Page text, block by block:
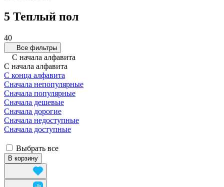
5 Теплый пол
40
Все фильтры
С начала алфавита
С начала алфавита
С конца алфавита
Сначала непопулярные
Сначала популярные
Сначала дешевые
Сначала дорогие
Сначала недоступные
Сначала доступные
Выбрать все
В корзину